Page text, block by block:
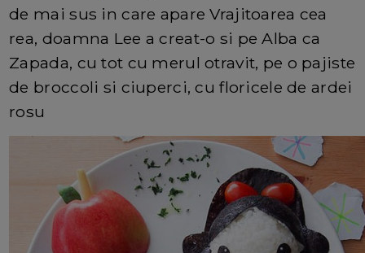
de mai sus in care apare Vrajitoarea cea
rea, doamna Lee a creat-o si pe Alba ca
Zapada, cu tot cu merul otravit, pe o pajiste
de broccoli si ciuperci, cu floricele de ardei
rosu